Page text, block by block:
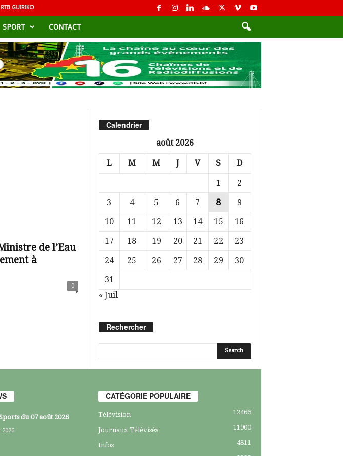
RTB GUIRIKO
SPORT CONTACT
de l’Eau
à
0
Calendrier
août 2026
L M M J V S D
1
2
3
4 5 6 7 8
9
10
11 12 13 14 15
16
17
18 19 20 21 22
23
24
25 26 27 28 29
30
31
« Juil
Rechercher
du 07 août 2026
2026
CATÉGORIE POPULAIRE
Télévision 12466
Journaux Télévisés 11900
Infos
4811